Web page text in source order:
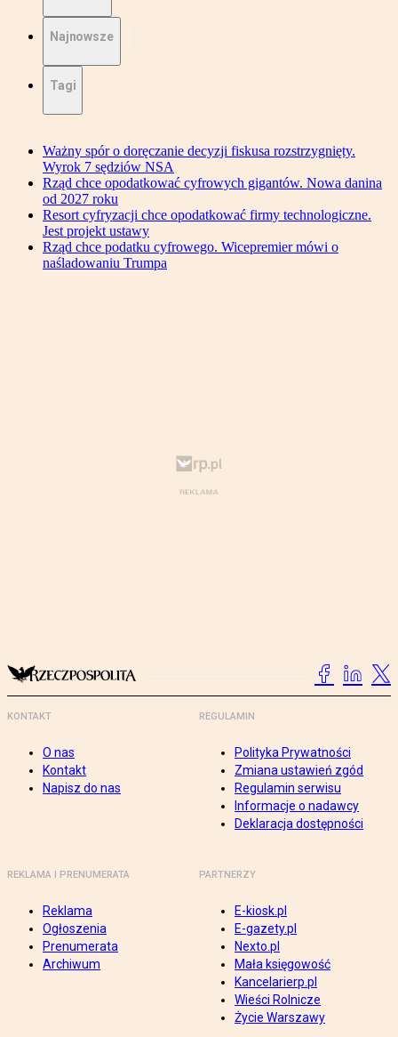
Najnowsze
Tagi
Ważny spór o doręczanie decyzji fiskusa rozstrzygnięty.
Wyrok 7 sędziów NSA
Rząd chce opodatkować cyfrowych gigantów. Nowa danina
od 2027 roku
Resort cyfryzacji chce opodatkować firmy technologiczne.
Jest projekt ustawy
Rząd chce podatku cyfrowego. Wicepremier mówi o
naśladowaniu Trumpa
KONTAKT
O nas
Kontakt
Napisz do nas
REGULAMIN
Polityka Prywatności
Zmiana ustawień zgód
Regulamin serwisu
Informacje o nadawcy
Deklaracja dostępności
REKLAMA I PRENUMERATA
Reklama
Ogłoszenia
Prenumerata
Archiwum
PARTNERZY
E-kiosk.pl
E-gazety.pl
Nexto.pl
Mała księgowość
Kancelarierp.pl
Wieści Rolnicze
Życie Warszawy